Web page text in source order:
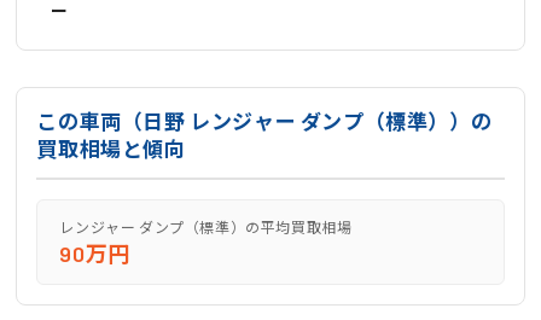
ー
この車両（日野 レンジャー ダンプ（標準））の
買取相場と傾向
レンジャー ダンプ（標準）の平均買取相場
90万円